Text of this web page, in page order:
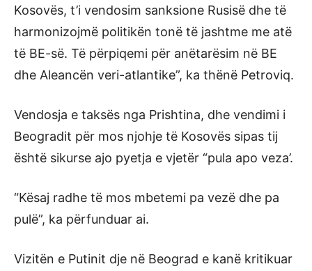
Kosovës, t’i vendosim sanksione Rusisë dhe të
harmonizojmë politikën tonë të jashtme me atë
të BE-së. Të përpiqemi për anëtarësim në BE
dhe Aleancën veri-atlantike”, ka thënë Petroviq.
Vendosja e taksës nga Prishtina, dhe vendimi i
Beogradit për mos njohje të Kosovës sipas tij
është sikurse ajo pyetja e vjetër “pula apo veza’.
“Kësaj radhe të mos mbetemi pa vezë dhe pa
pulë”, ka përfunduar ai.
Vizitën e Putinit dje në Beograd e kanë kritikuar